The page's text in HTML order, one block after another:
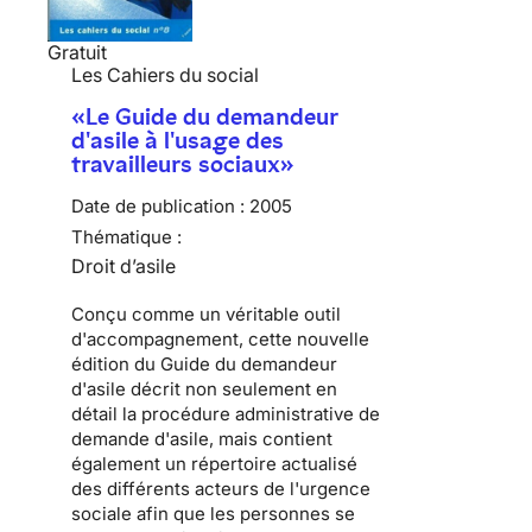
Gratuit
Les Cahiers du social
«Le Guide du demandeur
d'asile à l'usage des
travailleurs sociaux»
Date de publication : 2005
Thématique :
Droit d’asile
Conçu comme un véritable outil
d'accompagnement, cette nouvelle
édition du Guide du demandeur
d'asile décrit non seulement en
détail la procédure administrative de
demande d'asile, mais contient
également un répertoire actualisé
des différents acteurs de l'urgence
sociale afin que les personnes se